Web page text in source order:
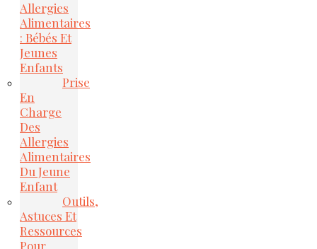
Allergies
Alimentaires
: Bébés Et
Jeunes
Enfants
Prise
En
Charge
Des
Allergies
Alimentaires
Du Jeune
Enfant
Outils,
Astuces Et
Ressources
Pour